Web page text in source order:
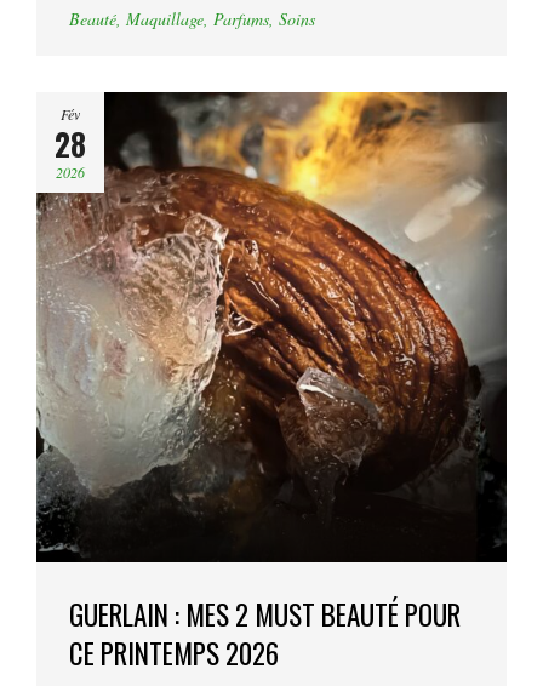
Beauté, Maquillage, Parfums, Soins
Fév
28
2026
GUERLAIN : MES 2 MUST BEAUTÉ POUR
CE PRINTEMPS 2026